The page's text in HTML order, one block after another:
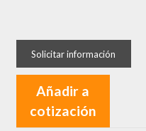
KAUTAT
Sencillo
cantidad
Añadir a
cotización